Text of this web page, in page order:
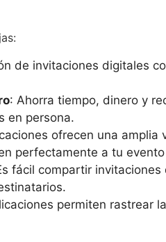
de invitaciones digitales
: Ahorra tiempo, dinero y
en persona.
ofrecen una
perfectamente a tu
fácil compartir
permiten rastrear